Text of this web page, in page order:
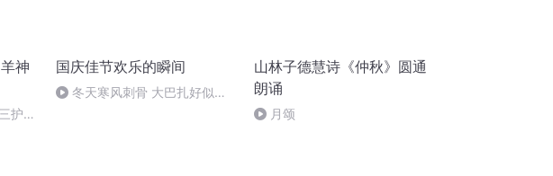
神
护祭
国庆佳节欢乐的瞬间
冬天寒风刺骨 大巴扎好似温
山林子德慧诗《仲秋》圆通
朗诵
月颂